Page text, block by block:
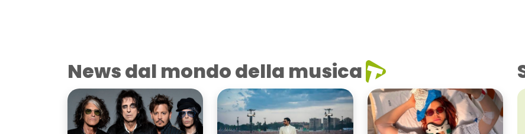
News dal mondo della musica